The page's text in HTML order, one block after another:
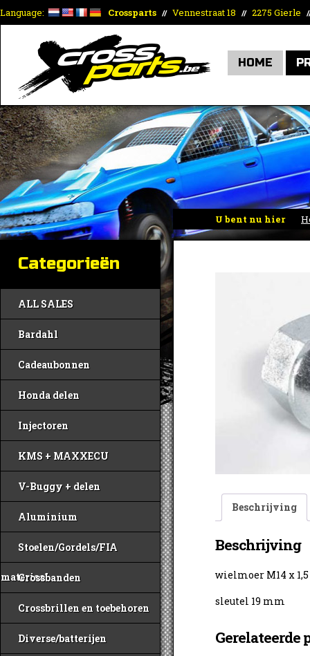
Language: Crossparts // Vennestraat 18 // 2275 Gierle
HOME
U bent nu hier
Categorieën
ALL SALES
Bardahl
Cadeaubonnen
Honda delen
Injectoren
KMS + MAXXECU
V-Buggy + delen
Aluminium
Stoelen/Gordels/FIA
materiaal
Crossbanden
Crossbrillen en toebehoren
Diverse/batterijen
Beschrijving
Beschrijving
wielmoer M14 x 1,5
sleutel 19 mm
Gerelateerde